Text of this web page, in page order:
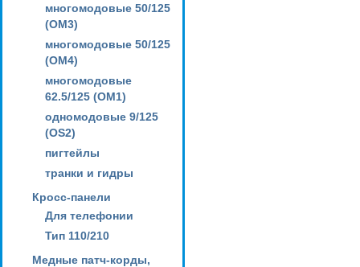
многомодовые 50/125
(OM3)
многомодовые 50/125
(OM4)
многомодовые
62.5/125 (OM1)
одномодовые 9/125
(OS2)
пигтейлы
транки и гидры
Кросс-панели
Для телефонии
Тип 110/210
Медные патч-корды,